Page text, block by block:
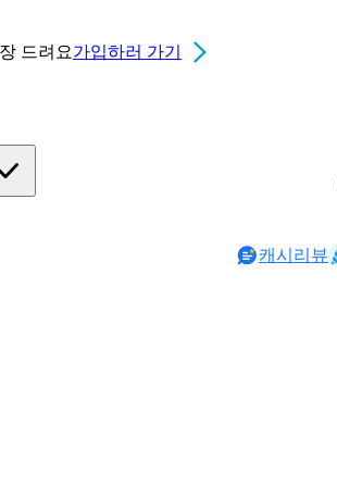
드려요가입하러 가기
캐시리뷰